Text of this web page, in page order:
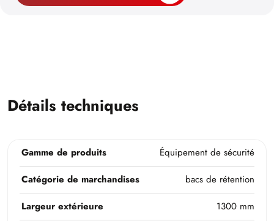
Détails techniques
Gamme de produits
Équipement de sécurité
Catégorie de marchandises
bacs de rétention
Largeur extérieure
1300 mm